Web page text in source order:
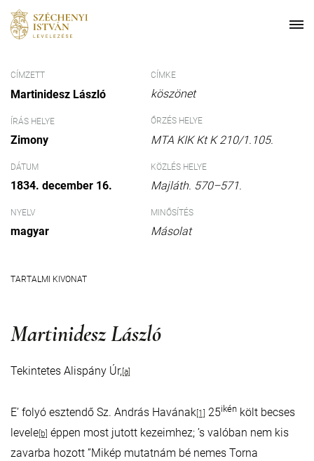
CÍMZETT
Martinidesz László
ÍRÁS HELYE
Zimony
DÁTUM
1834. december 16.
NYELV
magyar
CÍMKE
köszönet
ŐRZÉS HELYE
MTA KIK Kt K 210/1.105.
KÖZLÉS HELYE
Majláth. 570–571.
MINŐSÍTÉS
Másolat
TARTALMI KIVONAT
Martinidesz László
Tekintetes Alispány Úr, [a]
E’ folyó esztendő Sz. András Havának [1] 25ikén költ becses
levele [b] éppen most jutott kezeimhez; ’s valóban nem kis
zavarba hozott ”Mikép mutatnám bé nemes Torna